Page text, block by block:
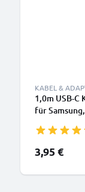
KABEL &
1,0m USB-C
für
3,95 €